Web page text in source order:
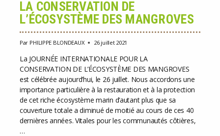
LA CONSERVATION DE
L’ÉCOSYSTÈME DES MANGROVES
Par PHILIPPE BLONDEAUX 26 juillet 2021
La JOURNÉE INTERNATIONALE POUR LA
CONSERVATION DE L’ÉCOSYSTÈME DES MANGROVES
est célébrée aujourd’hui, le 26 juillet. Nous accordons une
importance particulière à la restauration et à la protection
de cet riche écosystème marin d’autant plus que sa
couverture totale a diminué de moitié au cours de ces 40
dernières années. Vitales pour les communautés côtières,
…